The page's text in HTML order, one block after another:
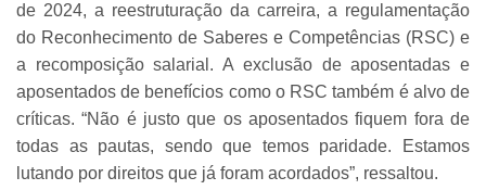
de 2024, a reestruturação da carreira, a regulamentação
do Reconhecimento de Saberes e Competências (RSC) e
a recomposição salarial. A exclusão de aposentadas e
aposentados de benefícios como o RSC também é alvo de
críticas. “Não é justo que os aposentados fiquem fora de
todas as pautas, sendo que temos paridade. Estamos
lutando por direitos que já foram acordados”, ressaltou.